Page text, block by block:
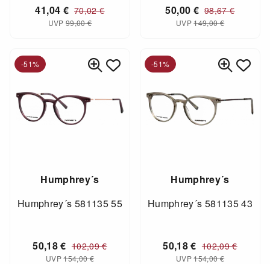
41,04 € 70,02€
UVP 99,00€
50,00 € 98,67€
UVP149,00€
Humphrey´s
Humphrey´s 581135 55
50,18€ 102,09€
UVP154,00€
-51%
Humphrey´s
Humphrey´s 581135 43
50,18€ 102,09€
UVP154,00€
-51%